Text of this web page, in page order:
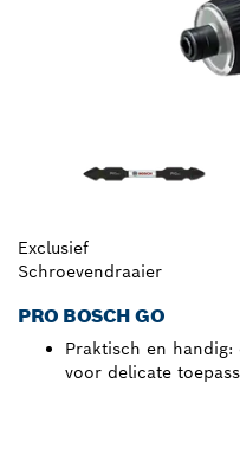
Exclusief
Schroevendraaier
PRO BOSCH GO
Praktisch en
voor delicate